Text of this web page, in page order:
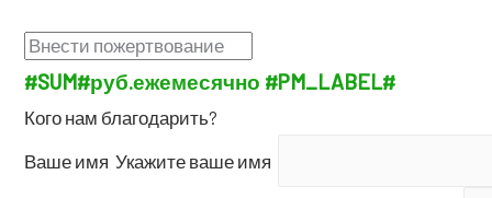
#SUM#руб.еже­ме­сяч­но #PM_LABEL#
Кого нам благодарить?
Ваше имя Ука­жи­те ваше имя